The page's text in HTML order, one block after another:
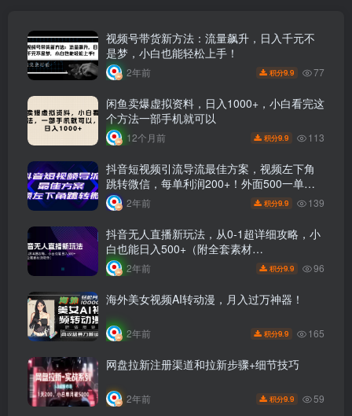
视频号带货新方法：流量飙升，日入千元不
是梦，小白也能轻松上手！
2年前 积分9.9 77
闲鱼卖爆虚拟资料，日入1000+，小白看完这
个方法一部手机就可以
12个月前 积分9.9 113
抖音短视频引流导流最佳方案，视频左下角
跳转微信，每单利润200+！外面500一单引
爆你的收入！
2年前 积分9.9 139
抖音无人直播新玩法，从0-1超详细攻略，小
白也能日入500+（附全套素材…
2年前 积分9.9 96
海外美女视频AI转动漫，月入过万神器！
2年前 积分9.9 165
网盘拉新注册渠道和拉新步骤+细节技巧
2年前 积分9.9 59